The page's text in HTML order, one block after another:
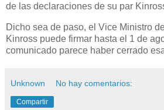
de las declaraciones de su par
Dicho sea de paso, el Vice Ministro
Kinross puede firmar hasta el 1 de
comunicado parece haber cerrado
Unknown No hay comentarios:
Compartir